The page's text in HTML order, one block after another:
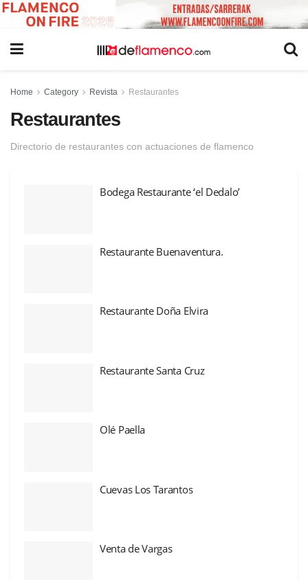
Home Category Revista Restaurantes
Restaurantes
Directorio de restaurantes con actuaciones de flamenco
Bodega Restaurante ‘el Dedalo’
Restaurante Buenaventura.
Restaurante Doña Elvira
Restaurante Santa Cruz
Olé Paella
Cuevas Los Tarantos
Venta de Vargas